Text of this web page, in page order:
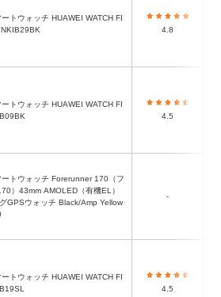
4.8
4.5
）43mm AMOLED（有機EL）
GPSウォッチ Black/Amp Yellow
-
4.5